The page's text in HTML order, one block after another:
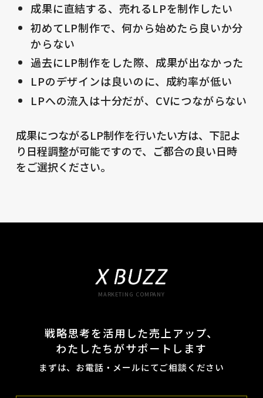
成果に直結する、売れるLPを制作したい
初めてLP制作で、何から始めたら良いか分
からない
過去にLP制作をした際、成果が出なかった
LPのデザインは良いのに、成約率が低い
LPへの流入は十分だが、CVにつながらない
成果につながるLP制作を行いたい方は、下記よ
り日程調整が可能ですので、ご都合の良い日時
をご選択ください。
MARKETING COMPANY
戦略思考を活用した売上アップ、
わたしたちがサポートします
まずは、お電話・メールにてご相談ください